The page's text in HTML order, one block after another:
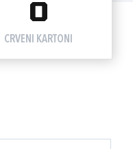
0
CRVENI KARTONI